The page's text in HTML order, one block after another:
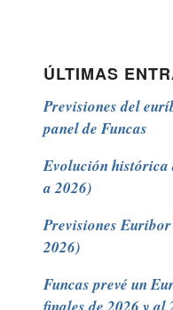
ÚLTIMAS
Previsiones del
panel de Funcas
Evolución
a 2026)
Previsiones
2026)
Funcas prevé un